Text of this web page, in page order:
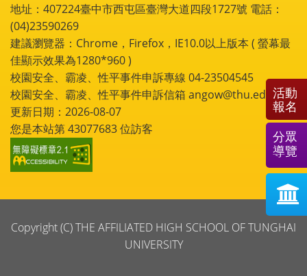
地址：407224臺中市西屯區臺灣大道四段1727號 電話：
(04)23590269
建議瀏覽器：Chrome，Firefox，IE10.0以上版本 ( 螢幕最
佳顯示效果為1280*960 )
校園安全、霸凌、性平事件申訴專線 04-23504545
校園安全、霸凌、性平事件申訴信箱 angow@thu.edu.tw
更新日期：2026-08-07
您是本站第43077683位訪客
Copyright (C) THE AFFILIATED HIGH SCHOOL OF TUNGHAI
UNIVERSITY
活動
報名
分眾
導覽